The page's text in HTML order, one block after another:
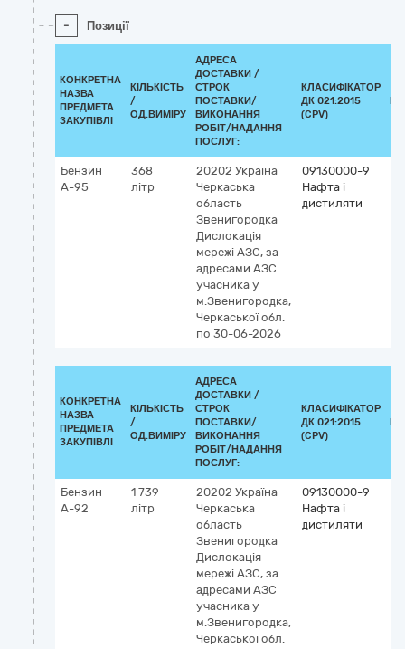
- Позиції
КОНКРЕТНА
НАЗВА
ПРЕДМЕТА
ЗАКУПІВЛІ
КІЛЬКІСТЬ
/
ОД.ВИМІРУ
АДРЕСА
ДОСТАВКИ /
СТРОК
ПОСТАВКИ/
ВИКОНАННЯ
РОБІТ/НАДАННЯ
ПОСЛУГ:
КЛАСИФІКАТОР
ДК 021:2015
(CPV)
Бензин
А-95
368
літр
20202 Україна
Черкаська
область
Звенигородка
Дислокація
мережі АЗС, за
адресами АЗС
учасника у
м.Звенигородка,
Черкаської обл.
по 30-06-2026
09130000-9
Нафта і
дистиляти
КОНКРЕТНА
НАЗВА
ПРЕДМЕТА
ЗАКУПІВЛІ
КІЛЬКІСТЬ
/
ОД.ВИМІРУ
АДРЕСА
ДОСТАВКИ /
СТРОК
ПОСТАВКИ/
ВИКОНАННЯ
РОБІТ/НАДАННЯ
ПОСЛУГ:
КЛАСИФІКАТОР
ДК 021:2015
(CPV)
Бензин
А-92
1 739
літр
20202 Україна
Черкаська
область
Звенигородка
Дислокація
мережі АЗС, за
адресами АЗС
учасника у
м.Звенигородка,
Черкаської обл.
09130000-9
Нафта і
дистиляти